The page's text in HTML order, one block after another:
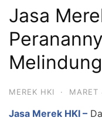
Jasa
MEREK HKI ·
Jasa Merek HKI –